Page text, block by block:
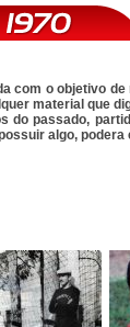
com o objetivo
material que
do passado,
algo,